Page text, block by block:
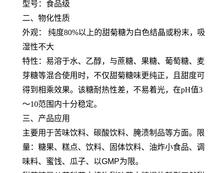
型号：食品级
二、物化性质
外观： 纯度80%以上的甜菊糖为白色结晶或粉末，吸
湿性不大
特性：易溶于水、乙醇，与蔗糖、果糖、葡萄糖、麦
芽糖等混合使用时，不仅甜菊糖味更纯正，且甜度可
得到相乘效果。该糖耐热性差，不易着光，在pH值3
～10范围内十分稳定。
三、产品应用
主要用于苦味饮料、碳酸饮料、腌渍制品等方面。限
量：糖果、糕点、饮料、固体饮料、油炸小食品、调
味料、蜜饯、瓜子、以GMP为限。